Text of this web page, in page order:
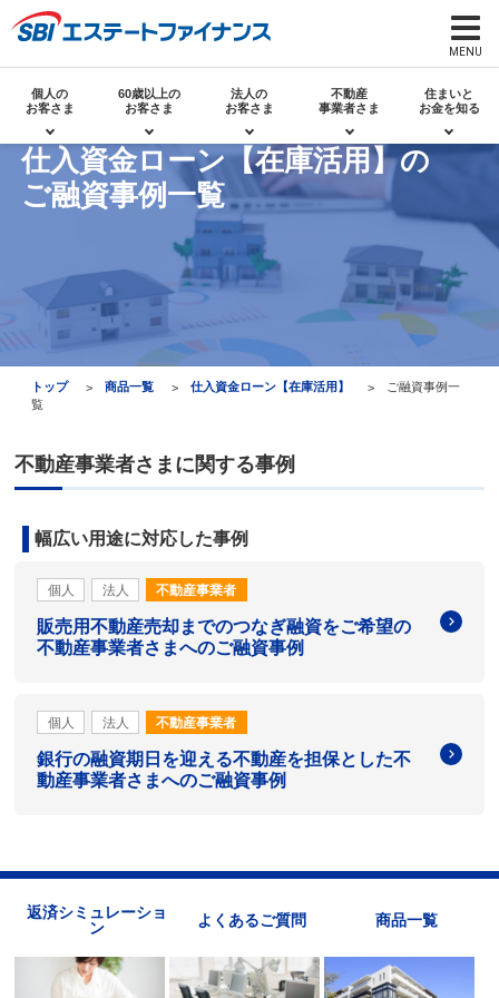
個人の
お客さま
60歳以上の
お客さま
法人の
お客さま
不動産
事業者さま
住まいと
お金を知る
仕入資金ローン【在庫活用】の
ご融資事例一覧
トップ 商品一覧 仕入資金ローン【在庫活用】
ご融資事例一
覧
不動産事業者さまに関する事例
幅広い用途に対応した事例
個人 法人 不動産事業者
販売用不動産売却までのつなぎ融資をご希望の
不動産事業者さまへのご融資事例
個人 法人 不動産事業者
銀行の融資期日を迎える不動産を担保とした不
動産事業者さまへのご融資事例
返済シミュレーショ
ン
よくあるご質問 商品一覧